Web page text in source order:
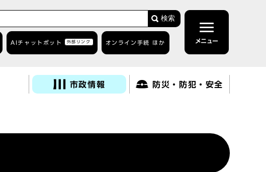
検索
AIチャットボット 外部リンク オンライン手続 ほか メニュー
市政情報 防災・防犯・安全